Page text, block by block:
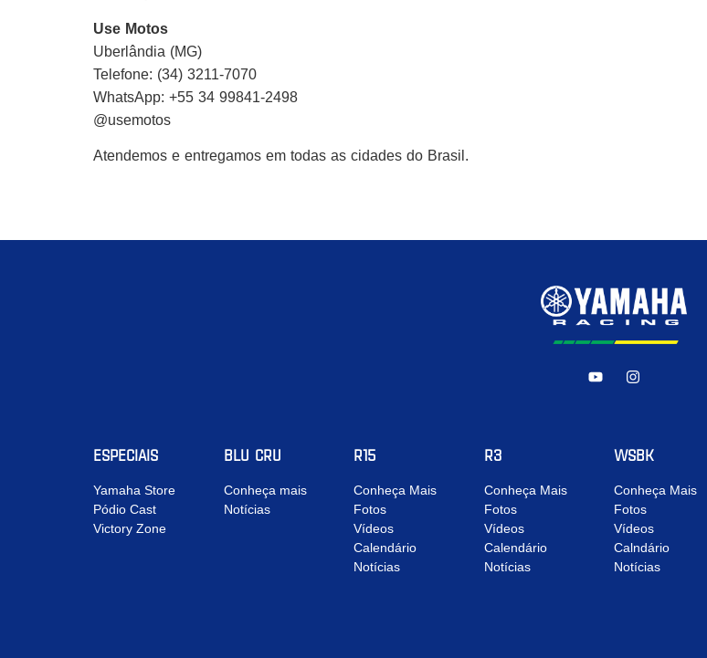
Use Motos
Uberlândia (MG)
Telefone: (34) 3211-7070
WhatsApp: +55 34 99841-2498
@usemotos
Atendemos e entregamos em todas as cidades do Brasil.
ESPECIAIS
Yamaha Store
Pódio Cast
Victory Zone
BLU CRU
Conheça mais
Notícias
R15
Conheça Mais
Fotos
Vídeos
Calendário
Notícias
R3
Conheça Mais
Fotos
Vídeos
Calendário
Notícias
WSBK
Conheça Mais
Fotos
Vídeos
Calndário
Notícias